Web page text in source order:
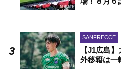
SANFRECCE
【J1広島
外移籍は